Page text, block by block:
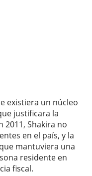
existiera un núcleo
justificara la
2011, Shakira no
en el país, y la
mantuviera una
residente en
fiscal.